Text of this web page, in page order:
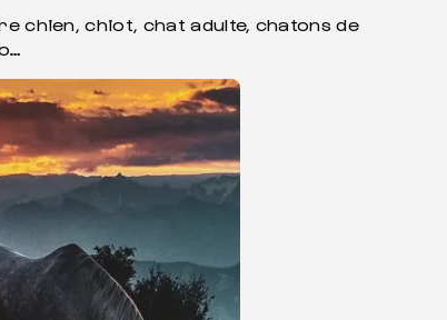
chien, chiot, chat adulte, chatons de